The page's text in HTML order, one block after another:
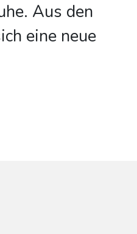
Aus den
eine neue